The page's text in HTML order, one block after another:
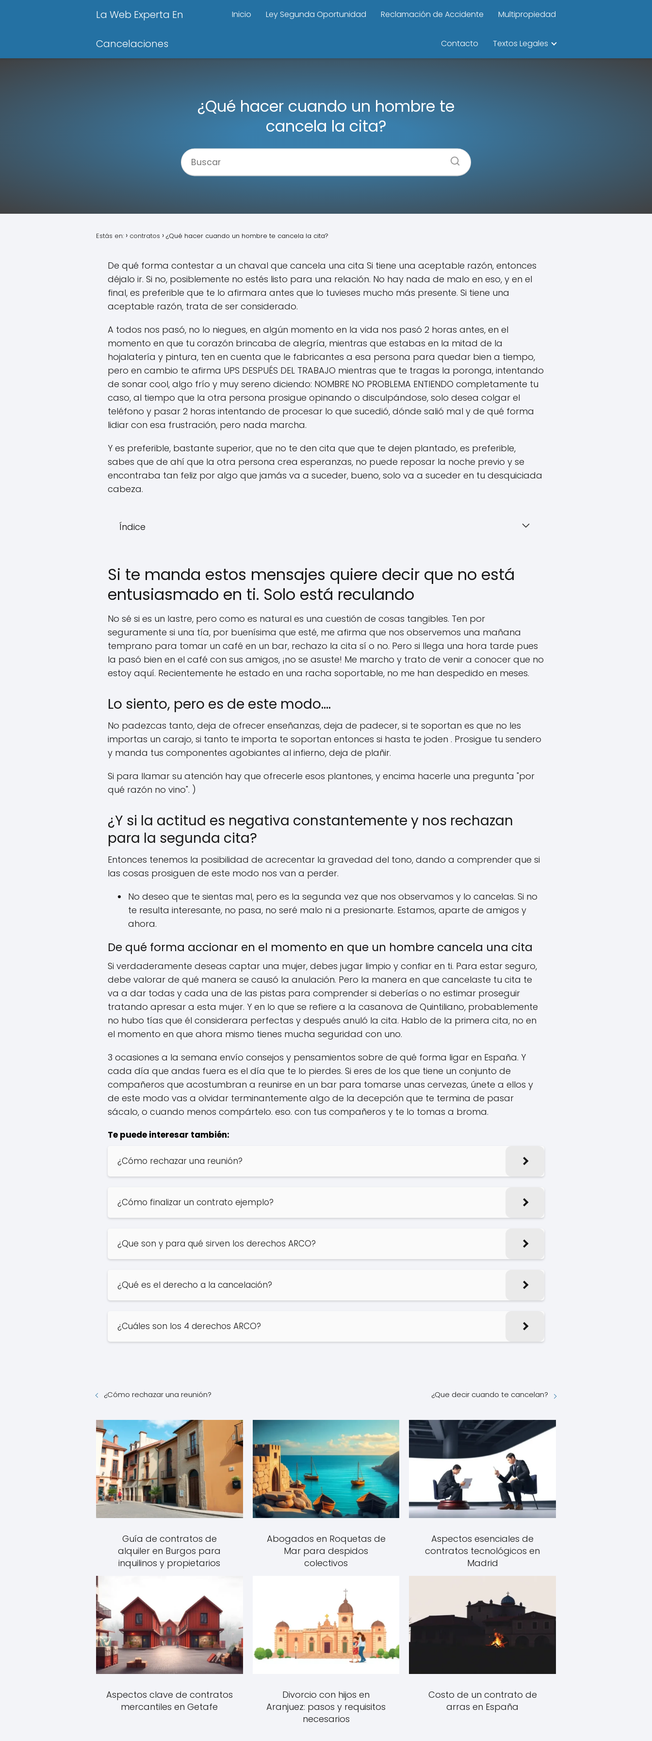
La Web Experta En
Cancelaciones
Inicio Ley Segunda Oportunidad Reclamación de Accidente Multipropiedad
Contacto Textos Legales
¿Qué hacer cuando un hombre te
cancela la cita?
Estás en: contratos ¿Qué hacer cuando un hombre te cancela la cita?
De qué forma contestar a un chaval que cancela una cita Si tiene una aceptable razón, entonces
déjalo ir. Si no, posiblemente no estés listo para una relación. No hay nada de malo en eso, y en el
final, es preferible que te lo afirmara antes que lo tuvieses mucho más presente. Si tiene una
aceptable razón, trata de ser considerado.
A todos nos pasó, no lo niegues, en algún momento en la vida nos pasó 2 horas antes, en el
momento en que tu corazón brincaba de alegría, mientras que estabas en la mitad de la
hojalatería y pintura, ten en cuenta que le fabricantes a esa persona para quedar bien a tiempo,
pero en cambio te afirma UPS DESPUÉS DEL TRABAJO mientras que te tragas la poronga, intentando
de sonar cool, algo frío y muy sereno diciendo: NOMBRE NO PROBLEMA ENTIENDO completamente tu
caso, al tiempo que la otra persona prosigue opinando o disculpándose, solo desea colgar el
teléfono y pasar 2 horas intentando de procesar lo que sucedió, dónde salió mal y de qué forma
lidiar con esa frustración, pero nada marcha.
Y es preferible, bastante superior, que no te den cita que que te dejen plantado, es preferible,
sabes que de ahí que la otra persona crea esperanzas, no puede reposar la noche previo y se
encontraba tan feliz por algo que jamás va a suceder, bueno, solo va a suceder en tu desquiciada
cabeza.
Índice
Si te manda estos mensajes quiere decir que no está
entusiasmado en ti. Solo está reculando
No sé si es un lastre, pero como es natural es una cuestión de cosas tangibles. Ten por
seguramente si una tía, por buenísima que esté, me afirma que nos observemos una mañana
temprano para tomar un café en un bar, rechazo la cita sí o no. Pero si llega una hora tarde pues
la pasó bien en el café con sus amigos, ¡no se asuste! Me marcho y trato de venir a conocer que no
estoy aquí. Recientemente he estado en una racha soportable, no me han despedido en meses.
Lo siento, pero es de este modo….
No padezcas tanto, deja de ofrecer enseñanzas, deja de padecer, si te soportan es que no les
importas un carajo, si tanto te importa te soportan entonces si hasta te joden . Prosigue tu sendero
y manda tus componentes agobiantes al infierno, deja de plañir.
Si para llamar su atención hay que ofrecerle esos plantones, y encima hacerle una pregunta "por
qué razón no vino". )
¿Y si la actitud es negativa constantemente y nos rechazan
para la segunda cita?
Entonces tenemos la posibilidad de acrecentar la gravedad del tono, dando a comprender que si
las cosas prosiguen de este modo nos van a perder.
No deseo que te sientas mal, pero es la segunda vez que nos observamos y lo cancelas. Si no
te resulta interesante, no pasa, no seré malo ni a presionarte. Estamos, aparte de amigos y
ahora.
De qué forma accionar en el momento en que un hombre cancela una cita
Si verdaderamente deseas captar una mujer, debes jugar limpio y confiar en ti. Para estar seguro,
debe valorar de qué manera se causó la anulación. Pero la manera en que cancelaste tu cita te
va a dar todas y cada una de las pistas para comprender si deberías o no estimar proseguir
tratando apresar a esta mujer. Y en lo que se refiere a la casanova de Quintiliano, probablemente
no hubo tías que él considerara perfectas y después anuló la cita. Hablo de la primera cita, no en
el momento en que ahora mismo tienes mucha seguridad con uno.
3 ocasiones a la semana envío consejos y pensamientos sobre de qué forma ligar en España. Y
cada día que andas fuera es el día que te lo pierdes. Si eres de los que tiene un conjunto de
compañeros que acostumbran a reunirse en un bar para tomarse unas cervezas, únete a ellos y
de este modo vas a olvidar terminantemente algo de la decepción que te termina de pasar
sácalo, o cuando menos compártelo. eso. con tus compañeros y te lo tomas a broma.
Te puede interesar también:
¿Cómo rechazar una reunión?
¿Cómo finalizar un contrato ejemplo?
¿Que son y para qué sirven los derechos ARCO?
¿Qué es el derecho a la cancelación?
¿Cuáles son los 4 derechos ARCO?
¿Cómo rechazar una reunión? ¿Que decir cuando te cancelan?
Guía de contratos de
alquiler en Burgos para
inquilinos y propietarios
Abogados en Roquetas de
Mar para despidos
colectivos
Aspectos esenciales de
contratos tecnológicos en
Madrid
Aspectos clave de contratos
mercantiles en Getafe
Divorcio con hijos en
Aranjuez: pasos y requisitos
necesarios
Costo de un contrato de
arras en España